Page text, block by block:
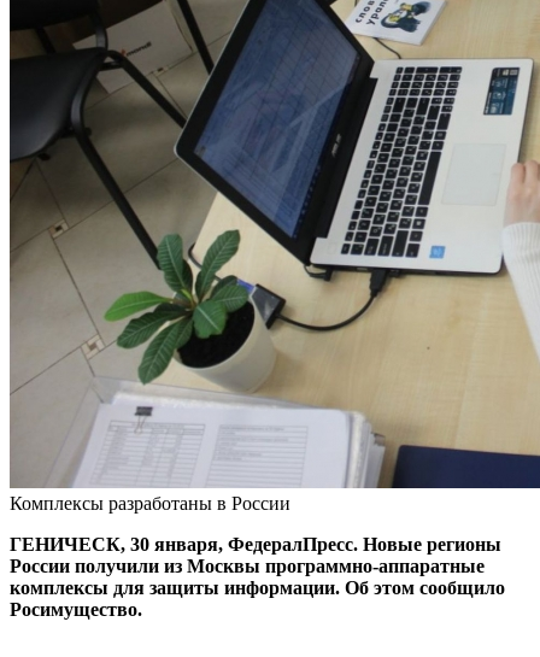
Комплексы разработаны в России
ГЕНИЧЕСК, 30 января, ФедералПресс. Новые регионы
России получили из Москвы программно-аппаратные
комплексы для защиты информации. Об этом сообщило
Росимущество.